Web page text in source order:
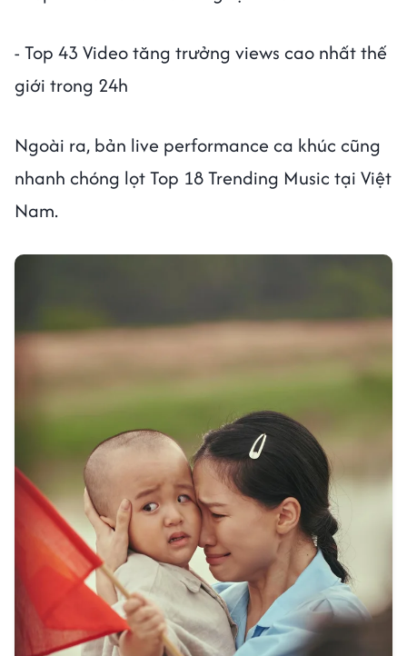
- Top 43 Video tăng trưởng views cao nhất thế
giới trong 24h
Ngoài ra, bản live performance ca khúc cũng
nhanh chóng lọt Top 18 Trending Music tại Việt
Nam.